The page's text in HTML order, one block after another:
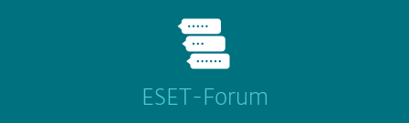
ESET-Forum